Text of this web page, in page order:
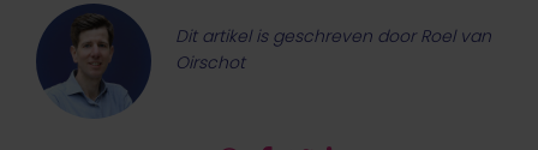
Dit artikel is geschreven door Roel van
Oirschot